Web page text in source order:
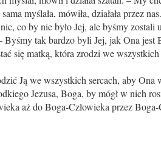
myślała, mówiła, działała przez
co by nie było Jej, ale byśmy
tak bardzo byli Jej, jak Ona jest
się matką, która zrodzi we
Ją we wszystkich sercach, aby Ona
Jezusa, Boga, by mógł w nich
aż do Boga-Człowieka przez Boga-